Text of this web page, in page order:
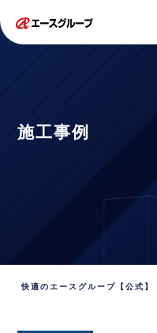
施工事例
快適のエースグループ【公式】